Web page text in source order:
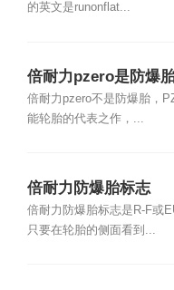
的英文是runonflat...
倍耐力pzero是防爆
倍耐力pzero不是防爆胎，
能轮胎的代表之作，...
倍耐力防爆胎标志
倍耐力防爆胎标志是R-F或
只要在轮胎的侧面看到...